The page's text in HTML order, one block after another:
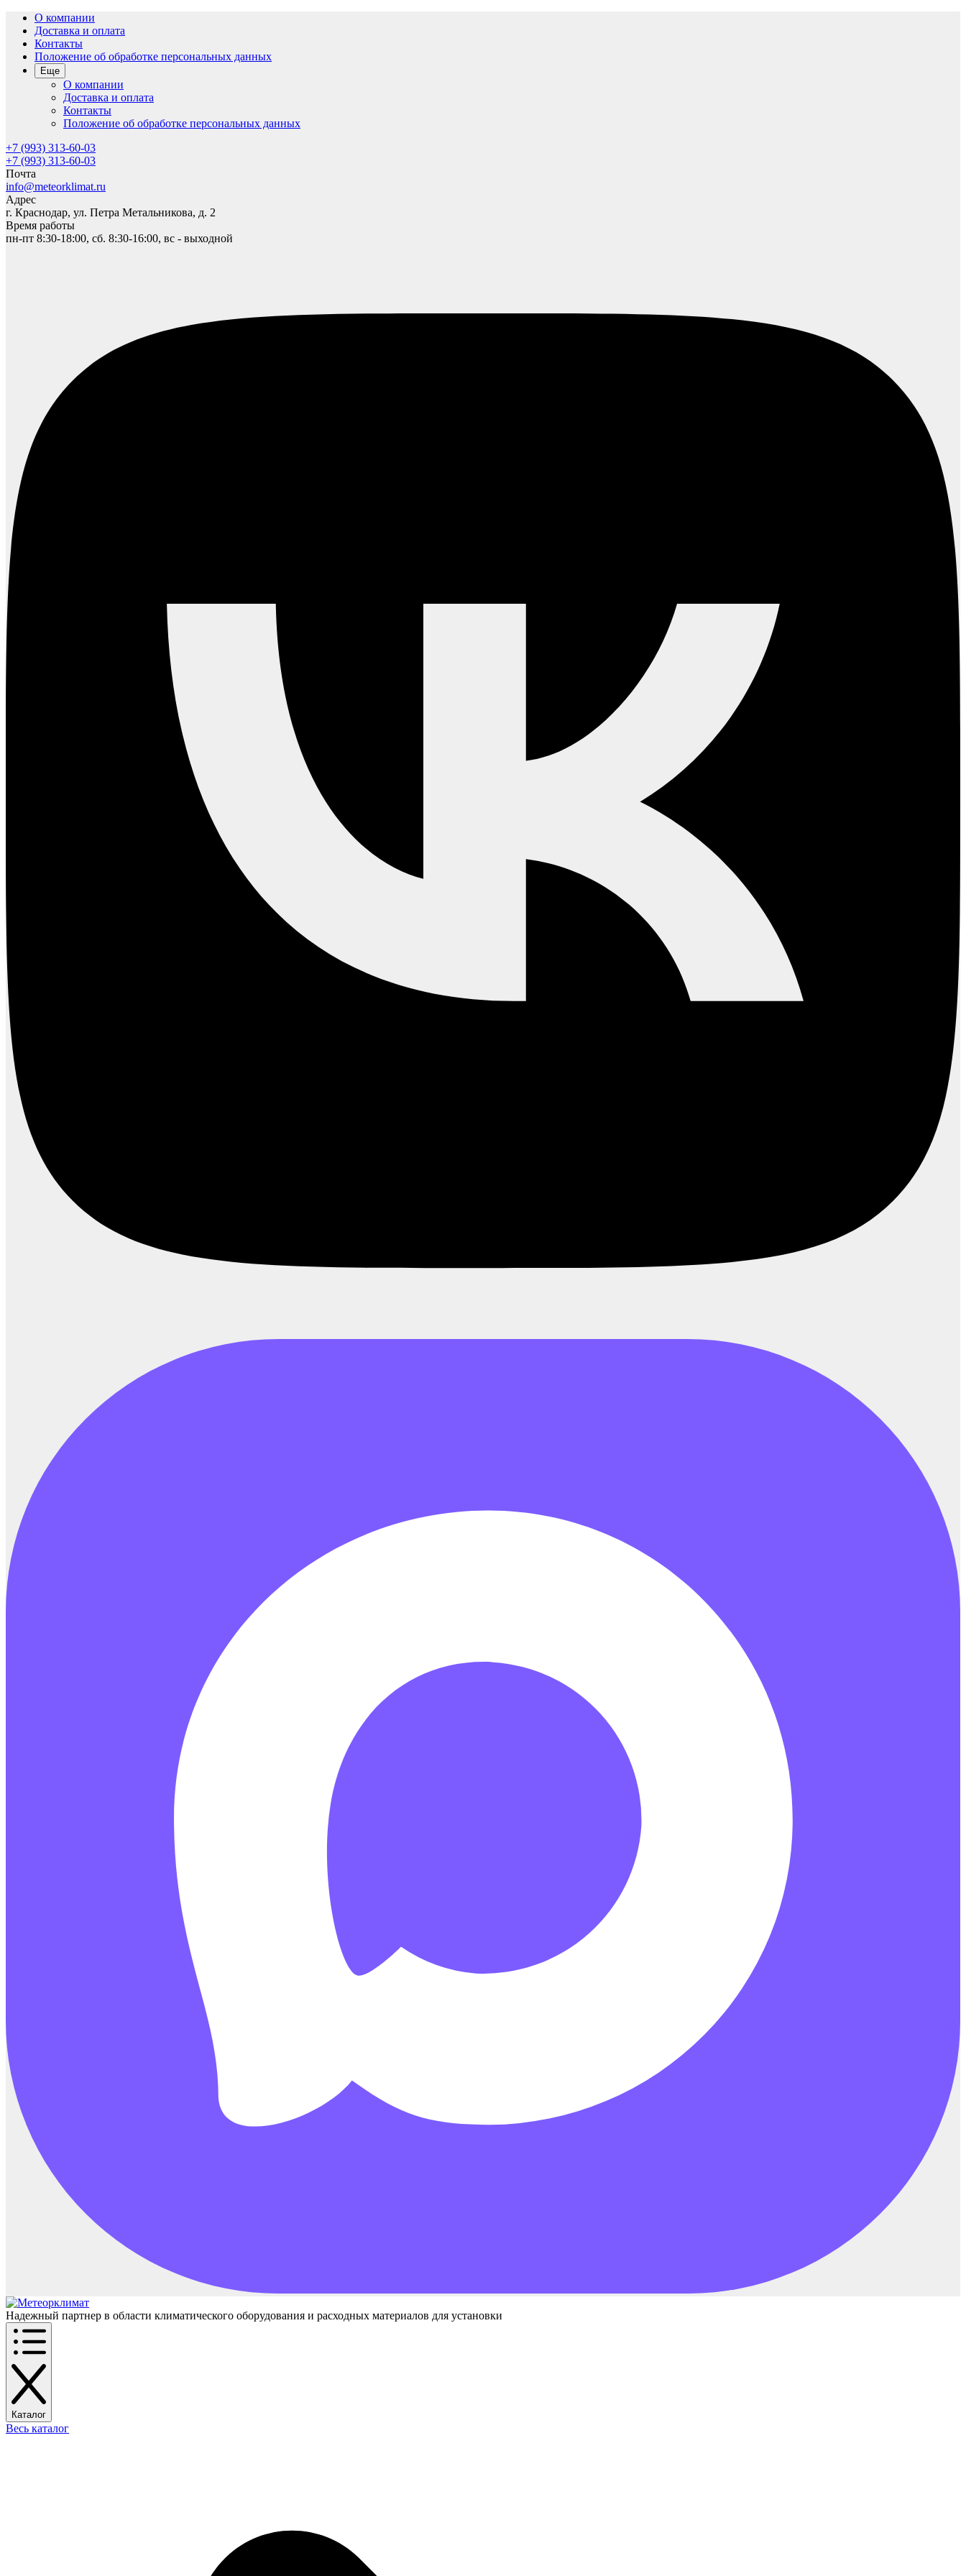
О компании
Доставка и оплата
Контакты
Положение об обработке персональных данных
Еще
О компании
Доставка и оплата
Контакты
Положение об обработке персональных данных
+7 (993) 313-60-03
+7 (993) 313-60-03
Почта
info@meteorklimat.ru
Адрес
г. Краснодар, ул. Петра Метальникова, д. 2
Время работы
пн-пт 8:30-18:00, сб. 8:30-16:00, вс - выходной
Надежный партнер в области климатического оборудования и расходных материалов для установки
Каталог
Весь каталог